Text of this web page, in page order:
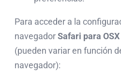
Para acceder a la
navegadorSafari para OSX
(pueden variar en función
navegador):